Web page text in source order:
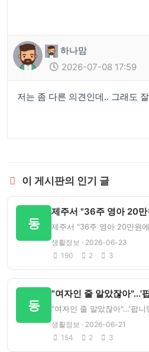
하나맘
2026-07-08 17:59
저는 좀 다른 의견인데.. 그래도
이 게시판의 인기 글
동
제주서 "36주 영아 20
제주서 "36주 영아 20만원
생활정보 · 2026-06-23
190
2 3
동
"여자인 줄 알았잖아"…'
"여자인 줄 알았잖아"…'팝
생활정보 · 2026-06-21
154
2 3